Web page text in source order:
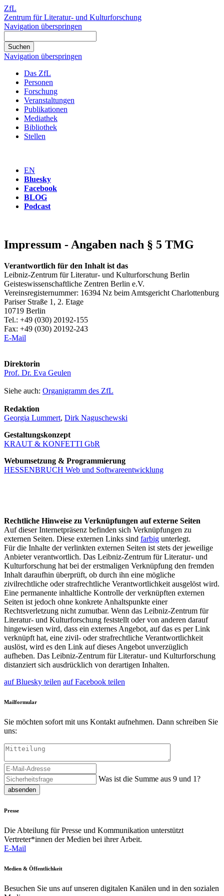
ZfL
Zentrum für Literatur- und Kulturforschung
Navigation überspringen
Navigation überspringen
Das ZfL
Personen
Forschung
Veranstaltungen
Publikationen
Mediathek
Bibliothek
Stellen
EN
Bluesky
Facebook
BLOG
Podcast
Impressum - Angaben nach § 5 TMG
Verantwortlich für den Inhalt ist das
Leibniz-Zentrum für Literatur- und Kulturforschung Berlin
Geisteswissenschaftliche Zentren Berlin e.V.
Vereinsregisternummer: 16394 Nz beim Amtsgericht Charlottenburg
Pariser Straße 1, 2. Etage
10719 Berlin
Tel.: +49 (030) 20192-155
Fax: +49 (030) 20192-243
E-Mail
Direktorin
Prof. Dr. Eva Geulen
Siehe auch: Organigramm des ZfL
Redaktion
Georgia Lummert, Dirk Naguschewski
Gestaltungskonzept
KRAUT & KONFETTI GbR
Webumsetzung & Programmierung
HESSENBRUCH Web und Softwareentwicklung
Rechtliche Hinweise zu Verknüpfungen auf externe Seiten
Auf dieser Internetpräsenz befinden sich Verknüpfungen zu
externen Seiten. Diese externen Links sind farbig unterlegt.
Für die Inhalte der verlinkten externen Seiten ist stets der jeweilige
Anbieter verantwortlich. Das Leibniz-Zentrum für Literatur- und
Kulturforschung hat bei der erstmaligen Verknüpfung den fremden
Inhalt daraufhin überprüft, ob durch ihn eine mögliche
zivilrechtliche oder strafrechtliche Verantwortlichkeit ausgelöst wird.
Eine permanente inhaltliche Kontrolle der verknüpften externen
Seiten ist jedoch ohne konkrete Anhaltspunkte einer
Rechtsverletzung nicht zumutbar. Wenn das Leibniz-Zentrum für
Literatur- und Kulturforschung feststellt oder von anderen darauf
hingewiesen wird, dass ein externes Angebot, auf das es per Link
verknüpft hat, eine zivil- oder strafrechtliche Verantwortlichkeit
auslöst, wird es den Link auf dieses Angebot unverzüglich
aufheben. Das Leibniz-Zentrum für Literatur- und Kulturforschung
distanziert sich ausdrücklich von derartigen Inhalten.
auf Bluesky teilen auf Facebook teilen
Mailformular
Sie möchten sofort mit uns Kontakt aufnehmen. Dann schreiben Sie
uns:
Was ist die Summe aus 9 und 1?
absenden
Presse
Die Abteilung für Presse und Kommunikation unterstützt
Vertreter*innen der Medien bei ihrer Arbeit.
E-Mail
Medien & Öffentlichkeit
Besuchen Sie uns auf unseren digitalen Kanälen und in den sozialen